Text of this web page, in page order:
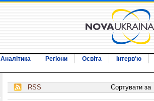
Аналітика Регіони Освіта Інтерв‘ю
RSS Сортувати за